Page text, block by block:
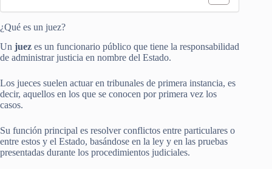
¿Qué es un juez?
Un juez es un funcionario público que tiene la responsabilidad
de administrar justicia en nombre del Estado.
Los jueces suelen actuar en tribunales de primera instancia, es
decir, aquellos en los que se conocen por primera vez los
casos.
Su función principal es resolver conflictos entre particulares o
entre estos y el Estado, basándose en la ley y en las pruebas
presentadas durante los procedimientos judiciales.